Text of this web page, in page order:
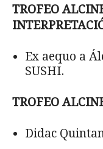
TROFEO
Ex aequo a
SUSHI.
TROFEO
Didac